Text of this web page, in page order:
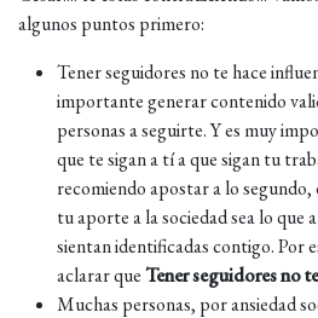
algunos puntos primero:
Tener seguidores no te hace
importante generar contenido
personas a seguirte. Y es muy
que te sigan a tí a que sigan tu
recomiendo apostar a lo
tu aporte a la sociedad sea lo que
sientan identificadas contigo. Por
aclarar queTener seguidores no
Muchas personas, por ansiedad